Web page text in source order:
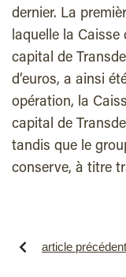
dernier. La
laquelle la
capital de
d’euros, a ainsi
opération, la
capital de
tandis que le
conserve, à titre
article précédent